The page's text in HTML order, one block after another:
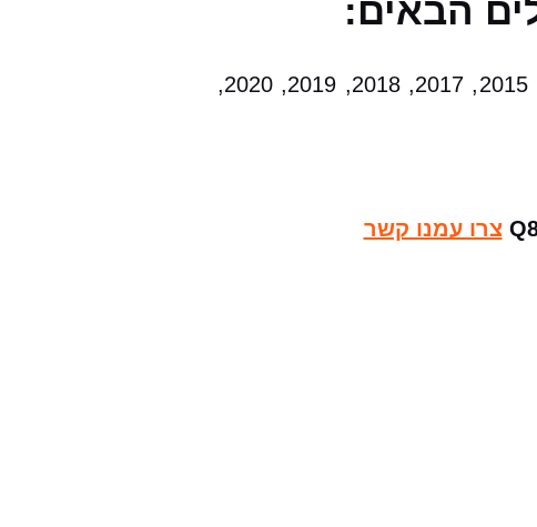
2000, 2001, 2002, 2003, 2004, 2005, 2006, 2007, 2008, 2009, 2010, 2011, 2012, 2013, 2014, 2015, 2017, 2018, 2019, 2020,
צרו עמנו קשר